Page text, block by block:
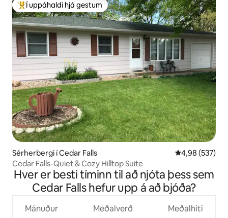
Í mestu uppáhaldi hjá gestum
Í uppáhaldi hjá gestum
Sérherbergi í Cedar Falls 4,98 af 5 í
4,98 (537)
Cedar Falls-Quiet & Cozy Hilltop Suite
Hver er besti tíminn til að njóta þess sem
Cedar Falls hefur upp á að bjóða?
Mánuður Meðalverð Meðalhiti